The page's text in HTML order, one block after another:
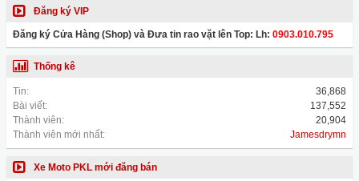
Đăng ký VIP
Đăng ký Cửa Hàng (Shop) và Đưa tin rao vặt lên Top: Lh: 0903.010.795
Thống kê
Tin:
36,868
Bài viết:
137,552
Thành viên:
20,904
Thành viên mới nhất:
Jamesdrymn
Xe Moto PKL mới đăng bán